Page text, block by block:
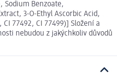
Sodium Benzoate,
3-O-Ethyl Ascorbic Acid,
77492, CI 77499)] Složení a
nebudou z jakýchkoliv důvodů